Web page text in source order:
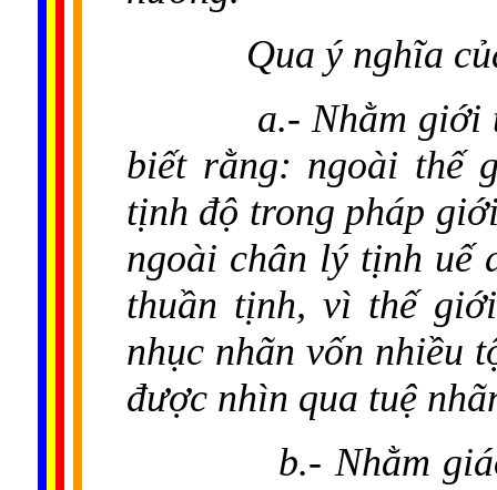
Qua ý nghĩa
a.- Nhằm giới
biết rằng: ngoài thế
tịnh độ trong pháp
ngoài chân lý tịnh uế
thuần tịnh, vì thế
nhục nhãn vốn nhiều
được nhìn qua tuệ
b.- Nhằm